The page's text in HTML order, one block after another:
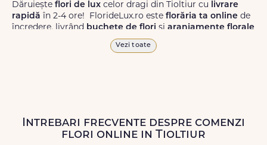
Dăruiește flori de lux celor dragi din Tioltiur cu livrare
rapidă în 2-4 ore! FlorideLux.ro este florăria ta online de
încredere, livrând buchete de flori și aranjamente florale
de calitate superioară în Tioltiur și în toată România.
Livrăm buchete de florichiar și în weekend, pentru ca tu
să poți adresa un gest frumos atunci când ai nevoie.
Vezi toate
Intrebari frecvente despre comenzi
flori online in Tioltiur